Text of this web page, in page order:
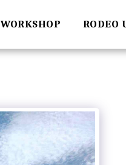
WORKSHOP RODEO